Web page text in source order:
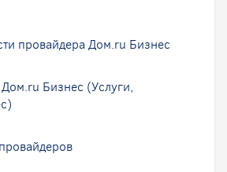
провайдера Дом.ru Бизнес
Бизнес (Услуги,